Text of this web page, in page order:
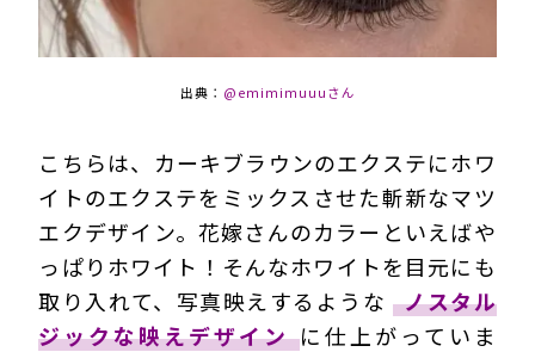
出典： @emimimuuuさん
こちらは、カーキブラウンのエクステにホワ
イトのエクステをミックスさせた斬新なマツ
エクデザイン。花嫁さんのカラーといえばや
っぱりホワイト！そんなホワイトを目元にも
取り入れて、写真映えするような ノスタル
ジックな映えデザイン に仕上がっていま